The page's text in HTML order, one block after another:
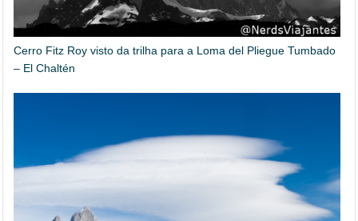
Cerro Fitz Roy visto da trilha para a Loma del Pliegue Tumbado
– El Chaltén